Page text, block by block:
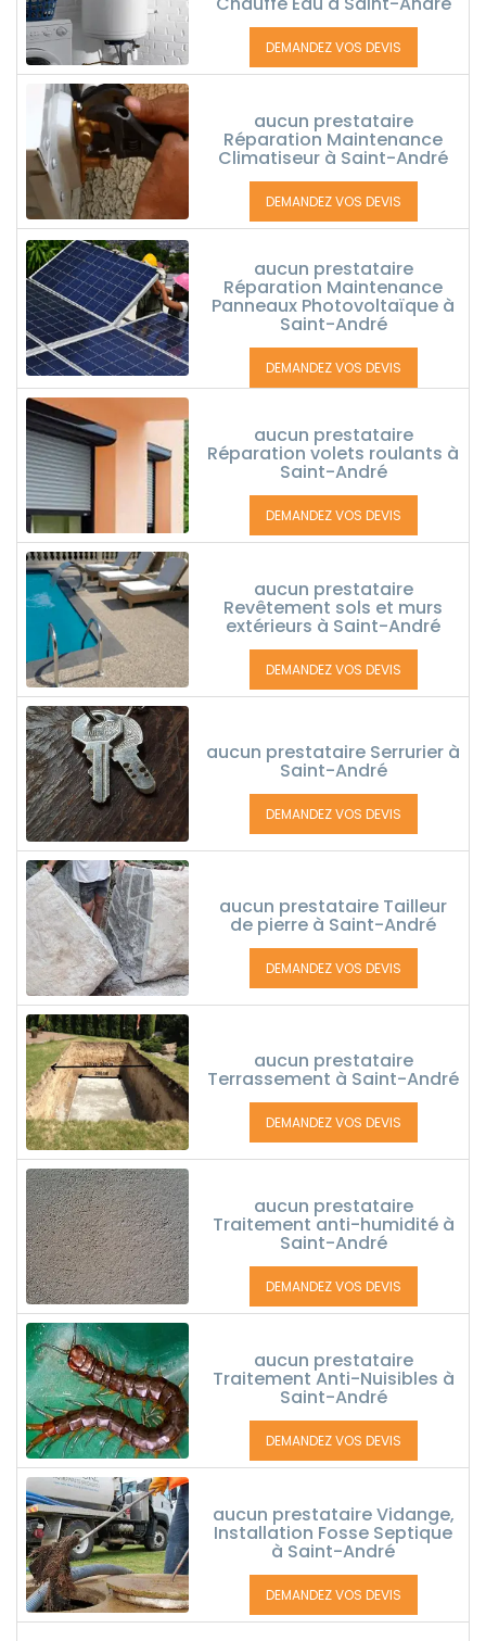
DEMANDEZ VOS DEVIS
aucun prestataire
Réparation Maintenance
Climatiseur à Saint-André
DEMANDEZ VOS DEVIS
aucun prestataire
Réparation Maintenance
Panneaux Photovoltaïque à
Saint-André
DEMANDEZ VOS DEVIS
aucun prestataire
Réparation volets roulants à
Saint-André
DEMANDEZ VOS DEVIS
aucun prestataire
Revêtement sols et murs
extérieurs à Saint-André
DEMANDEZ VOS DEVIS
aucun prestataire Serrurier à
Saint-André
DEMANDEZ VOS DEVIS
aucun prestataire Tailleur
de pierre à Saint-André
DEMANDEZ VOS DEVIS
aucun prestataire
Terrassement à Saint-André
DEMANDEZ VOS DEVIS
aucun prestataire
Traitement anti-humidité à
Saint-André
DEMANDEZ VOS DEVIS
aucun prestataire
Traitement Anti-Nuisibles à
Saint-André
DEMANDEZ VOS DEVIS
aucun prestataire Vidange,
Installation Fosse Septique
à Saint-André
DEMANDEZ VOS DEVIS